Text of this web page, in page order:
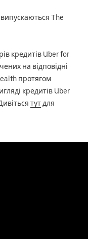
The
кредитів Uber for
на відповідні
протягом
кредитів Uber
тутдля